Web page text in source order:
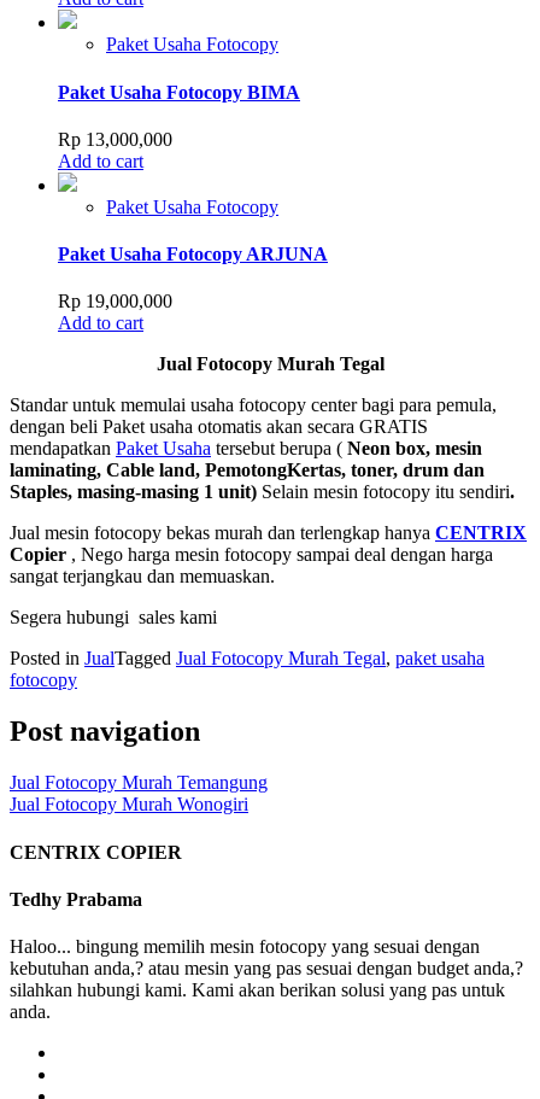
Paket Usaha Fotocopy
Paket Usaha Fotocopy BIMA
Rp 13,000,000
Add to cart
Paket Usaha Fotocopy
Paket Usaha Fotocopy ARJUNA
Rp 19,000,000
Add to cart
Jual Fotocopy Murah Tegal
Standar untuk memulai usaha fotocopy center bagi para pemula,
dengan beli Paket usaha otomatis akan secara GRATIS
mendapatkan Paket Usaha tersebut berupa ( Neon box, mesin
laminating, Cable land, PemotongKertas, toner, drum dan
Staples, masing-masing 1 unit) Selain mesin fotocopy itu sendiri.
Jual mesin fotocopy bekas murah dan terlengkap hanya CENTRIX
Copier , Nego harga mesin fotocopy sampai deal dengan harga
sangat terjangkau dan memuaskan.
Segera hubungi sales kami
Posted in JualTagged Jual Fotocopy Murah Tegal, paket usaha
fotocopy
Post navigation
Jual Fotocopy Murah Temangung
Jual Fotocopy Murah Wonogiri
CENTRIX COPIER
Tedhy Prabama
Haloo... bingung memilih mesin fotocopy yang sesuai dengan
kebutuhan anda,? atau mesin yang pas sesuai dengan budget anda,?
silahkan hubungi kami. Kami akan berikan solusi yang pas untuk
anda.